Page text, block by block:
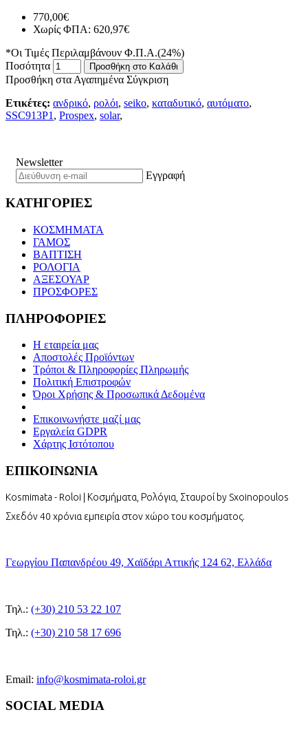
770,00€
Χωρίς ΦΠΑ: 620,97€
*Οι Τιμές Περιλαμβάνουν Φ.Π.Α.(24%)
Ποσότητα
Προσθήκη στο Καλάθι
Προσθήκη στα Αγαπημένα Σύγκριση
Ετικέτες: ανδρικό, ρολόι, seiko, καταδυτικό, αυτόματο,
SSC913P1 , Prospex, solar,
Newsletter
Εγγραφή
ΚΑΤΗΓΟΡΙΕΣ
ΚΟΣΜΗΜΑΤΑ
ΓΑΜΟΣ
ΒΑΠΤΙΣΗ
ΡΟΛΟΓΙΑ
ΑΞΕΣΟΥΑΡ
ΠΡΟΣΦΟΡΕΣ
ΠΛΗΡΟΦΟΡΙΕΣ
Η εταιρεία μας
Αποστολές Προϊόντων
Τρόποι & Πληροφορίες Πληρωμής
Πολιτική Επιστροφών
Όροι Χρήσης & Προσωπικά Δεδομένα
Επικοινωνήστε μαζί μας
Εργαλεία GDPR
Χάρτης Ιστότοπου
ΕΠΙΚΟΙΝΩΝΙΑ
Kosmimata - Roloi | Κοσμήματα, Ρολόγια, Σταυροί by Sxoinopoulos
Σχεδόν 40 χρόνια εμπειρία στον χώρο του κοσμήματος.
Γεωργίου Παπανδρέου 49, Χαϊδάρι Αττικής 124 62, Ελλάδα
Τηλ.: (+30) 210 53 22 107
Τηλ.: (+30) 210 58 17 696
Email: info@kosmimata-roloi.gr
SOCIAL MEDIA